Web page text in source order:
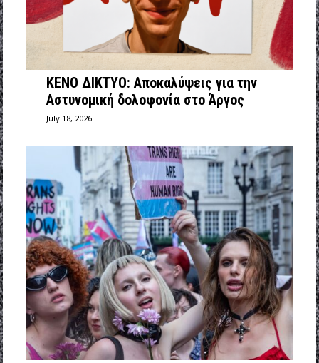
ΚΕΝΟ ΔΙΚΤΥΟ: Αποκαλύψεις για την
Αστυνομική δολοφονία στο Άργος
July 18, 2026